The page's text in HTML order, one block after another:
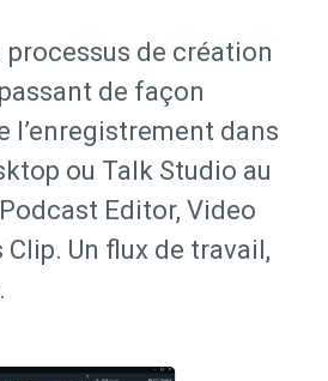
de création
de façon
l’enregistrement dans
ou Talk Studio au
Editor, Video
Clip. Un flux de travail,